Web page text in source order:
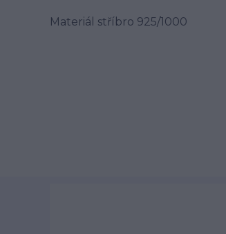
Materiál stříbro 925/1000